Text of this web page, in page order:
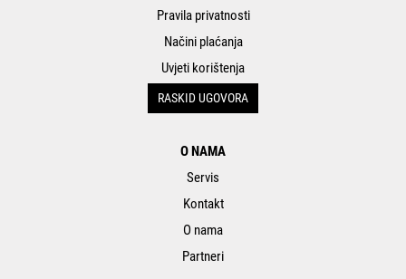
Pravila privatnosti
Načini plaćanja
Uvjeti korištenja
RASKID UGOVORA
O NAMA
Servis
Kontakt
O nama
Partneri